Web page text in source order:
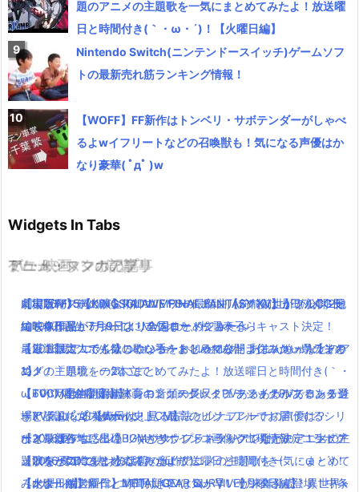
題のアニメの主題歌を一気にまとめてみたよ！放送曜
日と時間付き(｀・ω・´)！【火曜日編】
Nintendo Switch(ニンテンドースイッチ)ゲームソフ
トの最新売れ筋ランキング情報！
【WOFF】FF新作はトンベリ・サボテンダーがしゃべ
るよwイフリートなどの召喚獣も！気になる声優はか
なり豪華( ﾟдﾟ )w
Widgets In Tabs
TV・映画
劇場版FF15【KINGSGLAIVE FINAL FANTASY XV】がフルCG長
編映像作品が7月9日より全国ロードショーへ
ネット限定！ポインコのショートドラマ公開「住みたい県ランキ
ング」「県境」の2本立て！
【パパパのパァ】ポインコ音頭の長尺ミュージックPVでロッチ登
場(｀・ω・´)!【dポイントCM】
ポインコ各地に出現！うさぎポインコ画像や出現情報・コラボグ
ッツなどの噂をまとめてみたよ！
【dカード】ポインコ11月新CMは気が早いサンタさん登場！中条
ゲーム・スマホアプリ
劇場版FF15【KINGSGLAIVE FINAL FANTASY XV】がフルCG長
編映像作品が7月9日より全国ロードショーへ
【厳選】大人でも欲しくなる！おしゃれなドラクエグッツのまと
め！！
【TVCM配信開始】映画キングスグレイブ ファイナルファンタジ
ーXV気になる発売日は！見る方法とルナフレーナの声優は？
ひとりぼっち惑星のBGMがサウンドトラックで発売決定！生ピア
ノ演奏がCDで聴けるよ(｀・ω・´)
【メタルギア新作】METAL GEAR SURVIVEが来年発売！異世界×
アニメ・マンガの記事
【実写化】鋼の錬金術師エドワードエルリック役は山田涼介！他
にも本田翼、ディーン・フジオカ、松雪泰子らキャスト決定！
【2016夏アニソン】ジョジョ・べルセルク・あまんちゅなどのア
ニメの主題歌を一気にまとめてみたよ！放送曜日と時間付き(｀・
ω・´)！【金曜日編】
「アイドルマスター」史上、最高のビジュアルでお届けするシリ
ーズ最新作！
【2016夏アニソン】話題の新作アニメの主題歌を一気にまとめて
みたよ！放送曜日と時間付き(｀・ω・´)！【月曜日編】
ミュージックの記事
【8/26Mステ出演】RADWIMPSの最新曲【前前前世】が公開2日
で100万再生！ついでにMVをまとめてみたよ！
最近ニコニコで人気の歌い手をまとめてみたよ(｀・ω・´)【その
1】
【600万再生】岡崎体育のミュージックPVあるあるがあるある過
ぎと話題( ﾟдﾟ )wwww
【2016夏アニソン】ツキウタ。プラネタリアンなどのアニメの主
題歌を一気にまとめてみたよ！放送曜日と時間付き(｀・ω・´)！
【水曜日編】